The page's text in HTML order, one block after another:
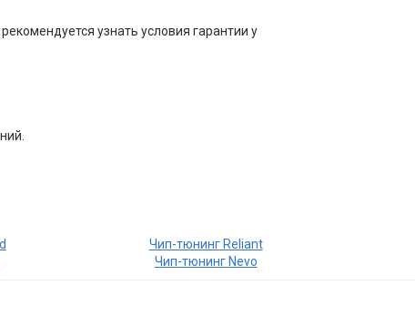
узнать условия гарантии у
Чип-тюнинг Reliant
Чип-тюнинг Nevo